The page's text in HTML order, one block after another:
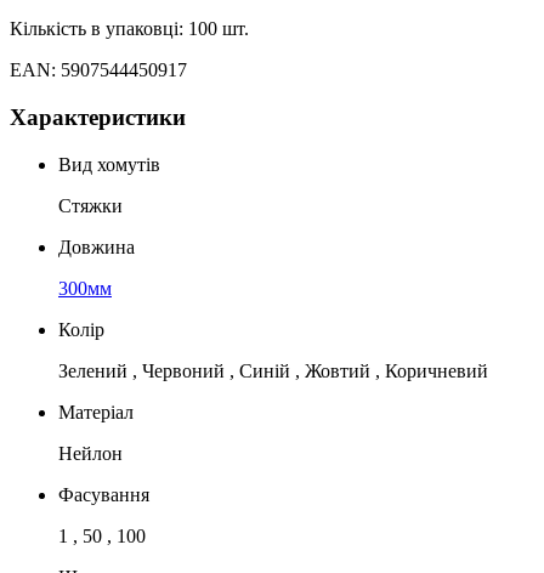
Кількість в упаковці: 100 шт.
EAN: 5907544450917
Характеристики
Вид хомутів
Стяжки
Довжина
300мм
Колір
Зелений , Червоний , Синій , Жовтий , Коричневий
Матеріал
Нейлон
Фасування
1 , 50 , 100